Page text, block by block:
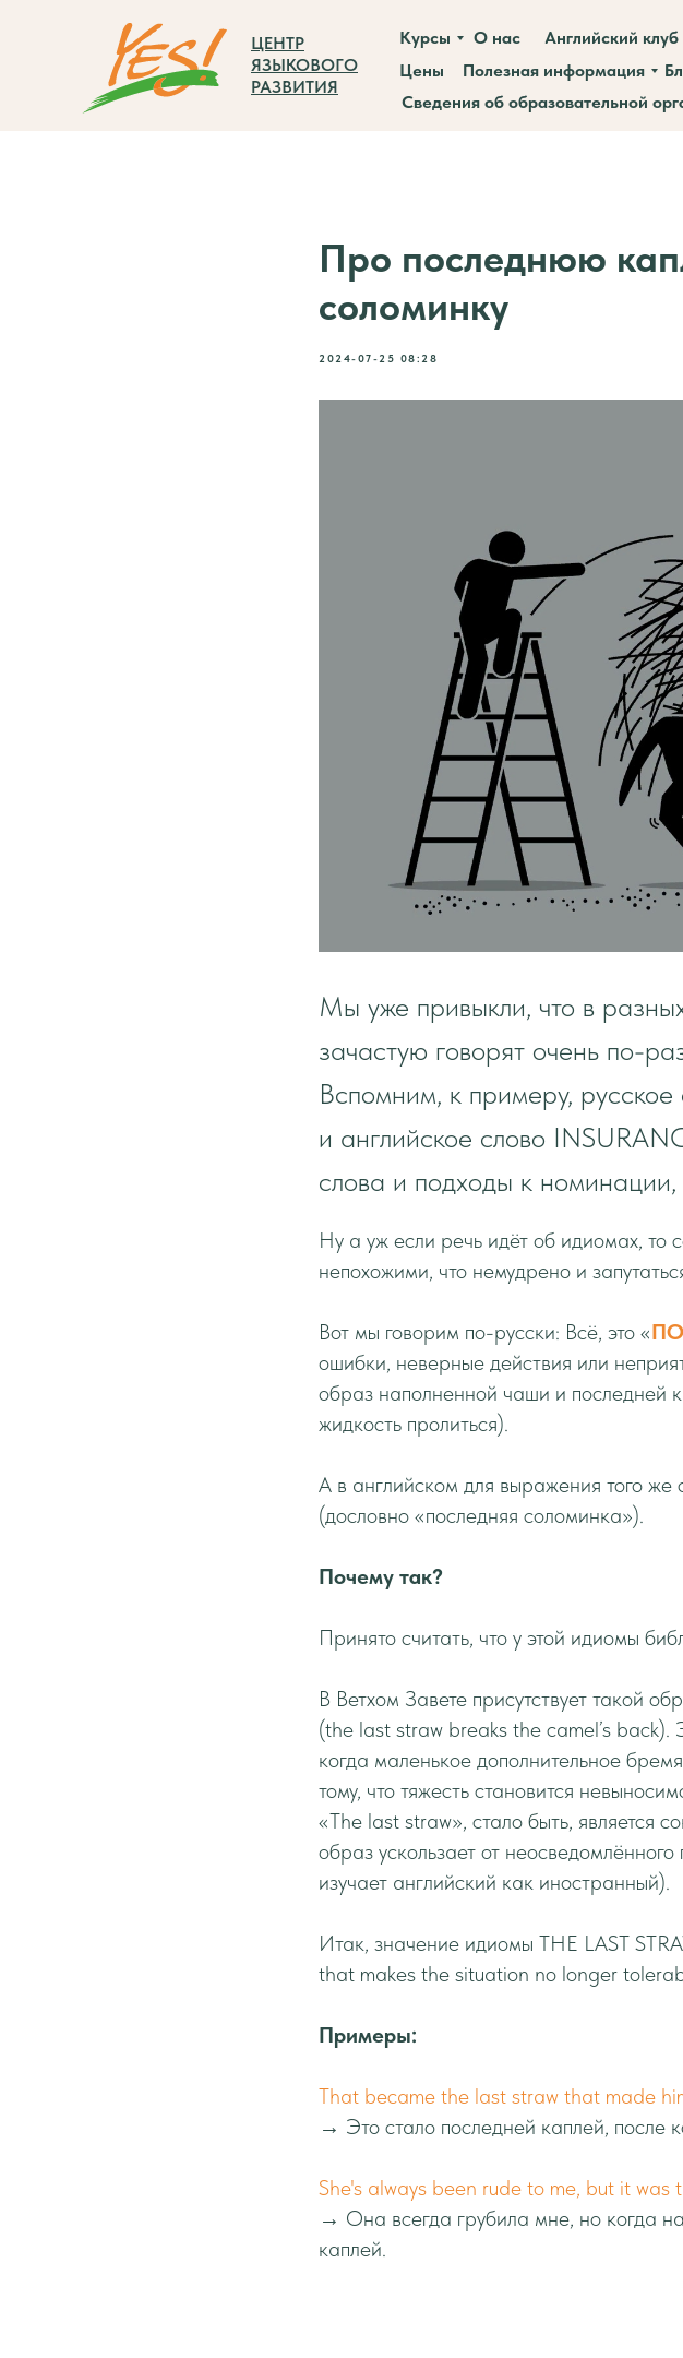
ЦЕНТР
ЯЗЫКОВОГО
РАЗВИТИЯ
Курсы О нас Английский клуб
Цены
Полезная информация
Сведения об образовательной
Про последнюю
соломинку
2024-07-25 08:28
Мы уже привыкли, что в
зачастую говорят очень по-
Вспомним, к примеру,
и английское слово
слова и подходы к
Ну а уж если речь идёт об идиомах, то
непохожими, что немудрено и
Вот мы говорим по-русски: Всё, это «
ошибки, неверные действия или
образ наполненной чаши и последней
жидкость пролиться).
А в английском для выражения того же
(дословно «последняя соломинка»).
Почему так?
Принято считать, что у этой идиомы
В Ветхом Завете присутствует такой
(the last straw breaks the camel’s back).
когда маленькое дополнительное
тому, что тяжесть становится
«The last straw», стало быть, является
образ ускользает от
изучает английский как иностранный).
Итак, значение идиомы THE LAST
that makes the situation no longer
Примеры:
That became the last straw that made
→ Это стало последней каплей, после
She's always been rude to me, but it
→ Она всегда грубила мне, но когда
каплей.